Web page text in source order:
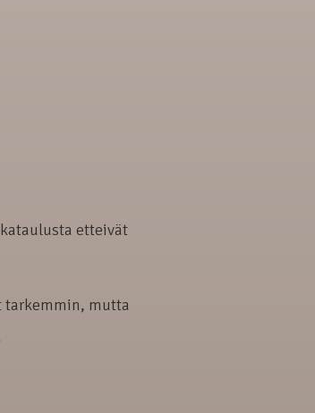
etteivät
tarkemmin, mutta